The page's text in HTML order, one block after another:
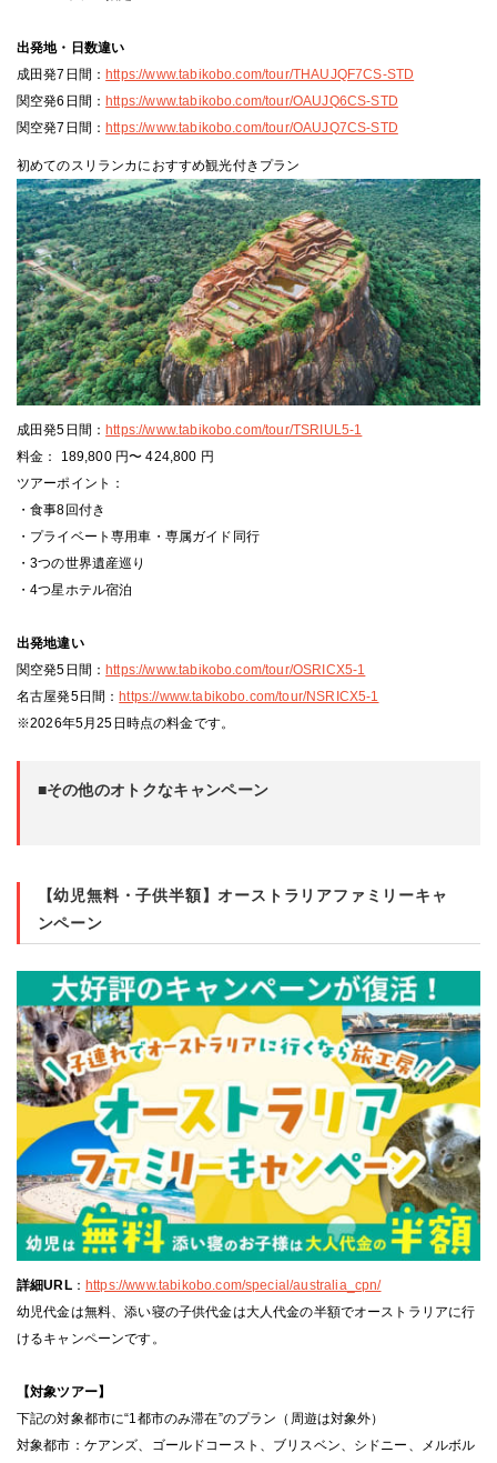
出発地・日数違い
成田発7日間： https://www.tabikobo.com/tour/THAUJQF7CS-STD
関空発6日間： https://www.tabikobo.com/tour/OAUJQ6CS-STD
関空発7日間： https://www.tabikobo.com/tour/OAUJQ7CS-STD
初めてのスリランカにおすすめ観光付きプラン
成田発5日間： https://www.tabikobo.com/tour/TSRIUL5-1
料金： 189,800 円〜 424,800 円
ツアーポイント：
・食事8回付き
・プライベート専用車・専属ガイド同行
・3つの世界遺産巡り
・4つ星ホテル宿泊
出発地違い
関空発5日間： https://www.tabikobo.com/tour/OSRICX5-1
名古屋発5日間： https://www.tabikobo.com/tour/NSRICX5-1
※2026年5月25日時点の料金です。
■その他のオトクなキャンペーン
【幼児無料・子供半額】オーストラリアファミリーキャ
ンペーン
詳細URL： https://www.tabikobo.com/special/australia_cpn/
幼児代金は無料、添い寝の子供代金は大人代金の半額でオーストラリアに行
けるキャンペーンです。
【対象ツアー】
下記の対象都市に“1都市のみ滞在”のプラン（周遊は対象外）
対象都市：ケアンズ、ゴールドコースト、ブリスベン、シドニー、メルボル